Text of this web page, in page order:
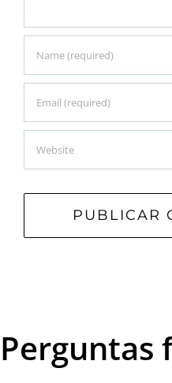
Perguntas